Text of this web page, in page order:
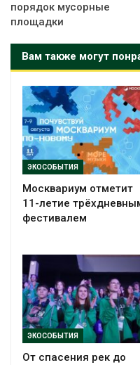
порядок мусорные
площадки
Вам также могут
ЭКОСОБЫТИЯ
Москвариум отметит
11-летие
фестивалем
ЭКОСОБЫТИЯ
От спасения рек до